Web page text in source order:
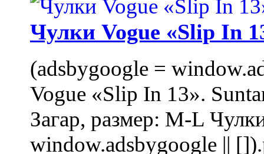
Чулки Vogue «Slip In
(adsbygoogle =
Vogue «Slip In 13».
Загар, размер: M-L
window.adsbygoogle ||